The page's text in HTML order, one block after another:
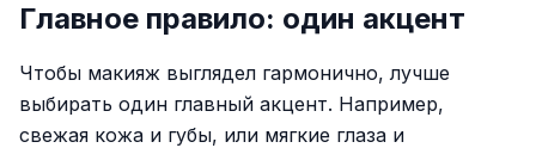
Главное правило: один акцент
Чтобы макияж выглядел гармонично, лучше
выбирать один главный акцент. Например,
свежая кожа и губы, или мягкие глаза и